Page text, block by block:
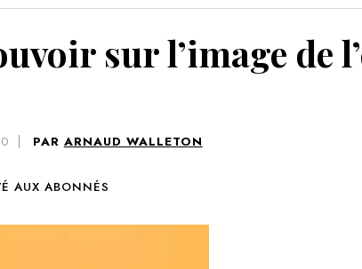
sur l’image de
PAR ARNAUD WALLETON
AUX ABONNÉS